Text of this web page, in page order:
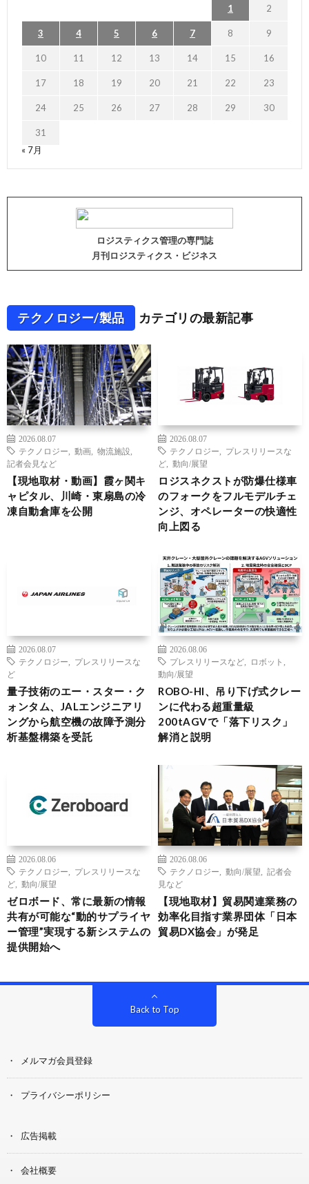
1 2
3 4 5 6 7 8 9
10 11 12 13 14 15 16
17 18 19 20 21 22 23
24 25 26 27 28 29 30
31
« 7月
ロジスティクス管理の専門誌
月刊ロジスティクス・ビジネス
テクノロジー/製品 カテゴリの最新記事
2026.08.07
テクノロジー
動画 物流施設
記者会見など
【現地取材・動画】霞ヶ関キ
ャピタル、川崎・東扇島の冷
凍自動倉庫を公開
2026.08.07
テクノロジー
プレスリリースな
ど
動向/展望
ロジスネクストが防爆仕様車
のフォークをフルモデルチェ
ンジ、オペレーターの快適性
向上図る
2026.08.07
テクノロジー
プレスリリースな
ど
量子技術のエー・スター・ク
ォンタム、JALエンジニアリ
ングから航空機の故障予測分
析基盤構築を受託
2026.08.06
プレスリリースなど
ロボット
動向/展望
ROBO-HI、吊り下げ式クレー
ンに代わる超重量級
200tAGVで「落下リスク」
解消と説明
2026.08.06
テクノロジー
プレスリリースな
ど
動向/展望
ゼロボード、常に最新の情報
共有が可能な“動的サプライヤ
ー管理”実現する新システムの
提供開始へ
2026.08.06
テクノロジー
動向/展望
記者会
見など
【現地取材】貿易関連業務の
効率化目指す業界団体「日本
貿易DX協会」が発足
Back to Top
メルマガ会員登録
プライバシーポリシー
広告掲載
会社概要